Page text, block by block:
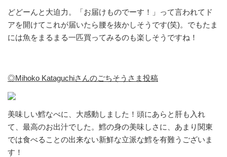
どどーんと大迫力。「お届けものでーす！」って言われてド
アを開けてこれが届いたら腰を抜かしそうです(笑)。でもたま
には魚をまるまる一匹買ってみるのも楽しそうですね！
◎Mihoko Kataguchiさんのごちそうさま投稿
美味しい鱈なべに、大感動しました！頭にあらと肝も入れ
て、最高のお出汁でした。鱈の身の美味しさに、あまり関東
では食べることの出来ない新鮮な立派な鱈を有難うございま
す！